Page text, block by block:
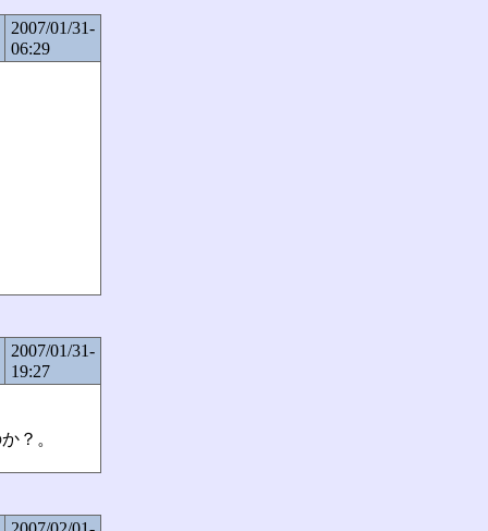
2007/01/31-
06:29
2007/01/31-
19:27
？。